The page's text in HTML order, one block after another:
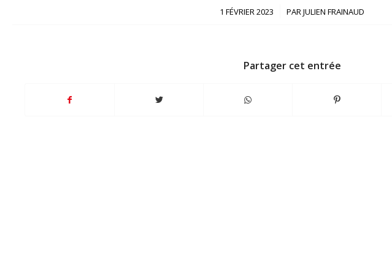
1 FÉVRIER 2023
/ PARJULIEN FRAINAUD
Partager cet entrée